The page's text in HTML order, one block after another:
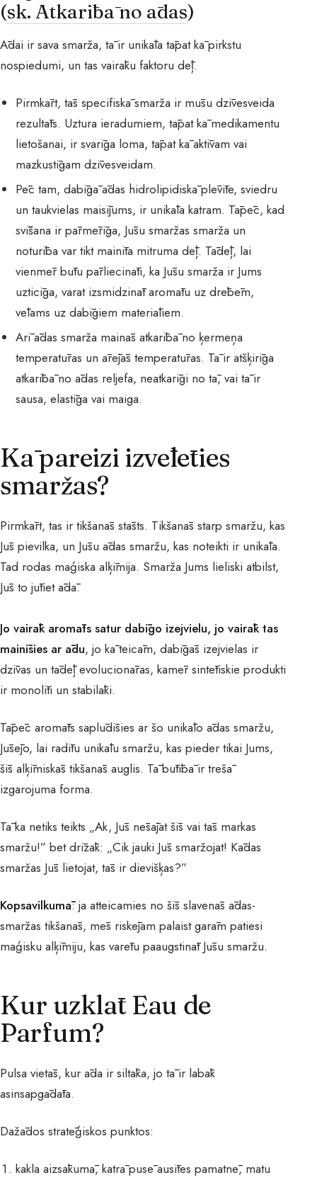
(sk. Atkarībā no ādas)
Ādai ir sava smarža, tā ir unikāla tāpat kā pirkstu
nospiedumi, un tas vairāku faktoru dēļ.
Pirmkārt, tās specifiskā smarža ir mūsu dzīvesveida
rezultāts. Uztura ieradumiem, tāpat kā medikamentu
lietošanai, ir svarīga loma, tāpat kā aktīvam vai
mazkustīgam dzīvesveidam.
Pēc tam, dabīgā ādas hidrolipidiskā plēvīte, sviedru
un taukvielas maisījums, ir unikāla katram. Tāpēc, kad
svīšana ir pārmērīga, Jūsu smaržas smarža un
noturība var tikt mainīta mitruma dēļ. Tādēļ, lai
vienmēr būtu pārliecināti, ka Jūsu smarža ir Jums
uzticīga, varat izsmidzināt aromātu uz drēbēm,
vēlams uz dabīgiem materiāliem.
Arī ādas smarža mainās atkarībā no ķermeņa
temperatūras un ārējās temperatūras. Tā ir atšķirīga
atkarībā no ādas reljefa, neatkarīgi no tā, vai tā ir
sausa, elastīga vai maiga.
Kā pareizi izvēlēties
smaržas?
Pirmkārt, tas ir tikšanās stāsts. Tikšanās starp smaržu, kas
Jūs pievilka, un Jūsu ādas smaržu, kas noteikti ir unikāla.
Tad rodas maģiska alķīmija. Smarža Jums lieliski atbilst,
Jūs to jūtiet ādā.
Jo vairāk aromāts satur dabīgo izejvielu, jo vairāk tas
mainīsies ar ādu, jo kā teicām, dabīgās izejvielas ir
dzīvas un tādēļ evolucionāras, kamēr sintētiskie produkti
ir monolīti un stabilāki.
Tāpēc aromāts saplūdīsies ar šo unikālo ādas smaržu,
Jūsējo, lai radītu unikālu smaržu, kas pieder tikai Jums,
šīs alķīmiskās tikšanās auglis. Tā būtībā ir trešā
izgarojuma forma.
Tā ka netiks teikts „Ak, Jūs nēsājat šīs vai tās markas
smaržu!” bet drīzāk: „Cik jauki Jūs smaržojat! Kādas
smaržas Jūs lietojat, tās ir dievišķas?”
Kopsavilkumā: ja atteicamies no šīs slavenās ādas-
smaržas tikšanās, mēs riskējam palaist garām patiesi
maģisku alķīmiju, kas varētu paaugstināt Jūsu smaržu.
Kur uzklāt Eau de
Parfum?
Pulsa vietās, kur āda ir siltāka, jo tā ir labāk
asinsapgādāta.
Dažādos stratēģiskos punktos:
kakla aizsākumā, katrā pusē ausītes pamatnē, matu